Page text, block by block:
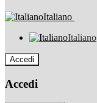
Italiano
Italiano
Accedi
Accedi